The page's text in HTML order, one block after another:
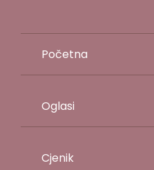
Početna
Oglasi
Cjenik